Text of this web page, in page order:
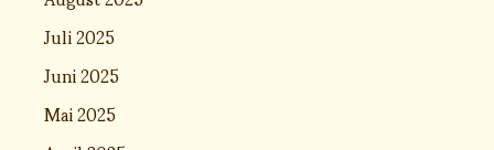
Juli 2025
Juni 2025
Mai 2025